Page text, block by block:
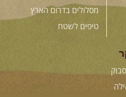
מסלולים בדרום הארץ
טיפים לשטח